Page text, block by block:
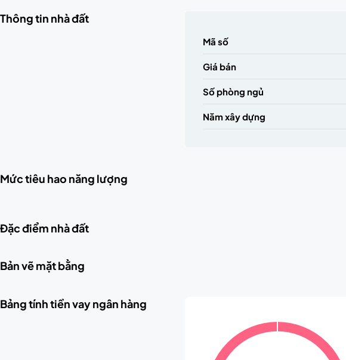
Thông tin nhà đất
Mã số
Giá bán
Số phòng ngủ
Năm xây dựng
Mức tiêu hao năng lượng
Đặc điểm nhà đất
Bản vẽ mặt bằng
Bảng tính tiền vay ngân hàng